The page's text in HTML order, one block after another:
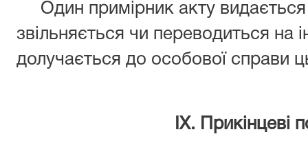
Один примірник акту видається
звільняється чи переводиться на
долучається до особової справи
ІХ. Прикінцеві